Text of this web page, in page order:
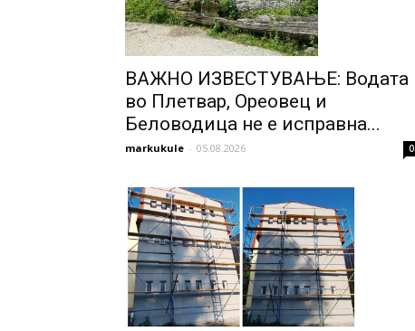
ВАЖНО ИЗВЕСТУВАЊЕ: Водата
во Плетвар, Ореовец и
Беловодица не е исправна...
markukule - 05.08.2026 0